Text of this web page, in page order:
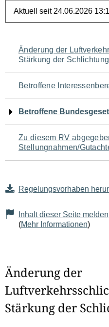
Navigation
für
den
Seiteninhalt
Änderung der
Stärkung der Schlichtung
Betroffene
Betroffene
Zu diesem RV
Stellungnahmen/
Regelungsvorhaben
Inhalt dieser Seite melden
(Mehr Informationen)
Änderung der
Stärkung der